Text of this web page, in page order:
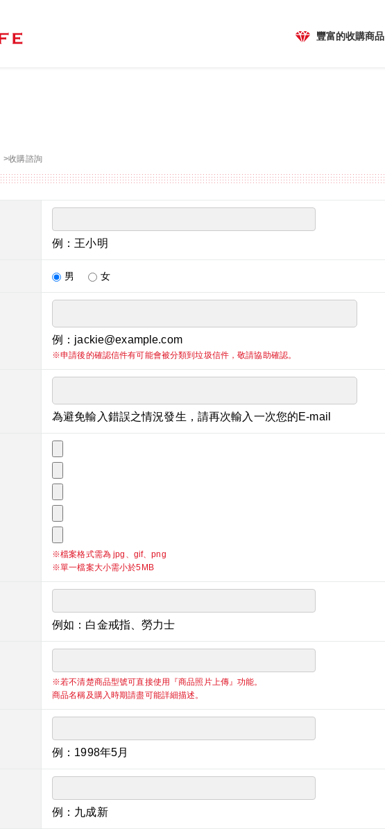
豐富的收購商品
>收購諮詢
例：王小明
男 女
例：jackie@example.com
※申請後的確認信件有可能會被分類到垃圾信件，敬請協助確認。
為避免輸入錯誤之情況發生，請再次輸入一次您的E-mail
※檔案格式需為 jpg、gif、png
※單一檔案大小需小於5MB
例如：白金戒指、勞力士
※若不清楚商品型號可直接使用『商品照片上傳』功能。
商品名稱及購入時期請盡可能詳細描述。
例：1998年5月
例：九成新